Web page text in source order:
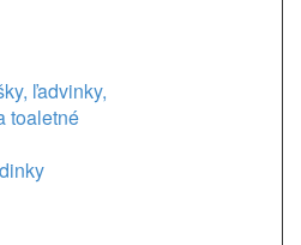
ľadvinky,
toaletné